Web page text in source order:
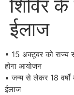
शिविर
ईलाज
• 15 अक्टूबर को राज्य
होगा आयोजन
• जन्म से लेकर 18 वर्षों
ईलाज